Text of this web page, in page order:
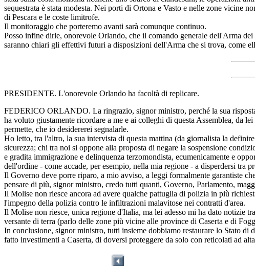
sequestrata è stata modesta. Nei porti di Ortona e Vasto e nelle zone vicine
di Pescara e le coste limitrofe.
Il monitoraggio che porteremo avanti sarà comunque continuo.
Posso infine dirle, onorevole Orlando, che il comando generale dell'Arma
saranno chiari gli effettivi futuri a disposizioni dell'Arma che si trova, come
PRESIDENTE. L'onorevole Orlando ha facoltà di replicare.
FEDERICO ORLANDO. La ringrazio, signor ministro, perché la sua
ha voluto giustamente ricordare a me e ai colleghi di questa Assemblea, da
permette, che io desidererei segnalarle.
Ho letto, tra l'altro, la sua intervista di questa mattina (da giornalista la
sicurezza; chi tra noi si oppone alla proposta di negare la sospensione
e gradita immigrazione e delinquenza terzomondista, ecumenicamente e
dell'ordine - come accade, per esempio, nella mia regione - a disperdersi tra
Il Governo deve porre riparo, a mio avviso, a leggi formalmente garantiste
pensare di più, signor ministro, credo tutti quanti, Governo, Parlamento,
Il Molise non riesce ancora ad avere qualche pattuglia di polizia in più
l'impegno della polizia contro le infiltrazioni malavitose nei contratti d'area.
Il Molise non riesce, unica regione d'Italia, ma lei adesso mi ha dato notizie
versante di terra (parlo delle zone più vicine alle province di Caserta e di
In conclusione, signor ministro, tutti insieme dobbiamo restaurare lo Stato
fatto investimenti a Caserta, di doversi proteggere da solo con reticolati ad